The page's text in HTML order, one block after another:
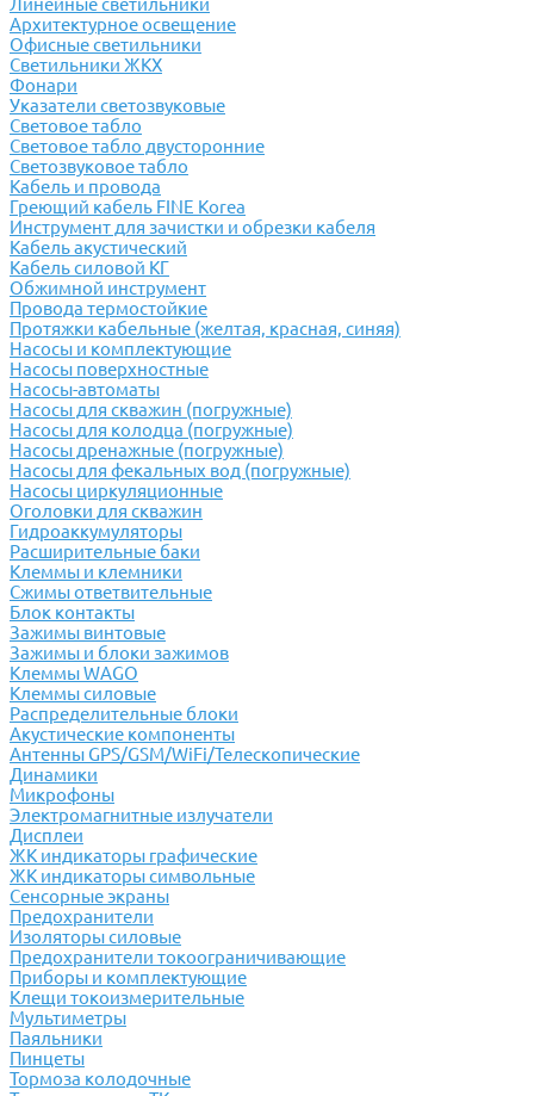
Линейные светильники
Архитектурное освещение
Офисные светильники
Светильники ЖКХ
Фонари
Указатели светозвуковые
Световое табло
Световое табло двусторонние
Светозвуковое табло
Кабель и провода
Греющий кабель FINE Korea
Инструмент для зачистки и обрезки кабеля
Кабель акустический
Кабель силовой КГ
Обжимной инструмент
Провода термостойкие
Протяжки кабельные (желтая, красная, синяя)
Насосы и комплектующие
Насосы поверхностные
Насосы-автоматы
Насосы для скважин (погружные)
Насосы для колодца (погружные)
Насосы дренажные (погружные)
Насосы для фекальных вод (погружные)
Насосы циркуляционные
Оголовки для скважин
Гидроаккумуляторы
Расширительные баки
Клеммы и клемники
Cжимы ответвительные
Блок контакты
Зажимы винтовые
Зажимы и блоки зажимов
Клеммы WAGO
Клеммы силовые
Распределительные блоки
Акустические компоненты
Антенны GPS/GSM/WiFi/Телескопические
Динамики
Микрофоны
Электромагнитные излучатели
Дисплеи
ЖК индикаторы графические
ЖК индикаторы символьные
Сенсорные экраны
Предохранители
Изоляторы силовые
Предохранители токоограничивающие
Приборы и комплектующие
Клещи токоизмерительные
Мультиметры
Паяльники
Пинцеты
Тормоза колодочные